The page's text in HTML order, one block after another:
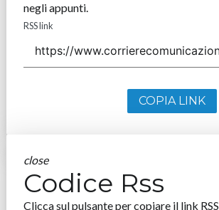
negli appunti.
RSS link
COPIA LINK
close
Codice Rss
Clicca sul pulsante per copiare il link RSS